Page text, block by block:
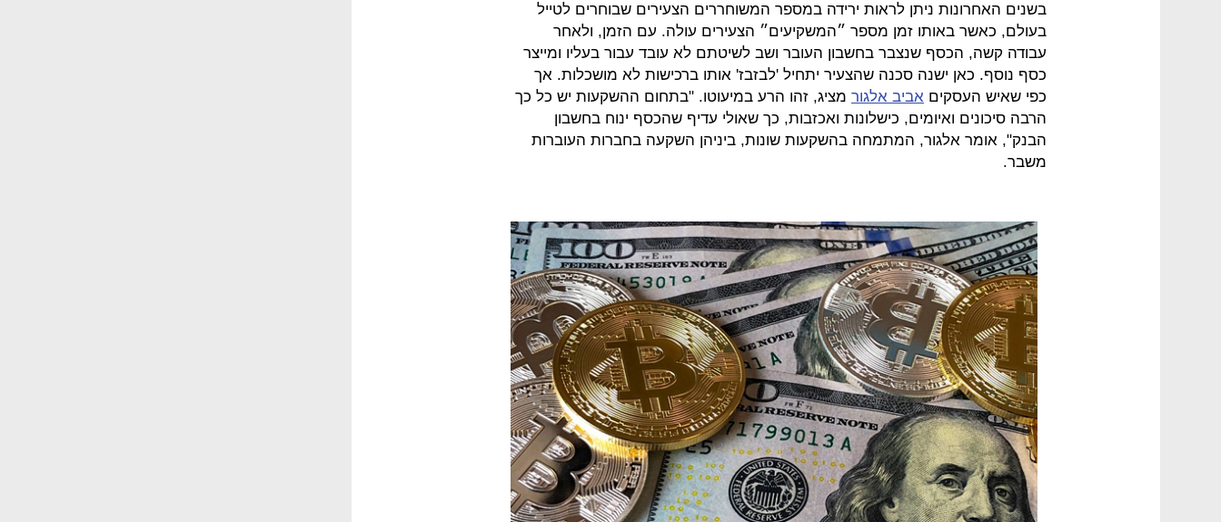
בשנים האחרונות ניתן לראות ירידה במספר המשוחררים הצעירים שבוחרים לטייל
בעולם, כאשר באותו זמן מספר ״המשקיעים״ הצעירים עולה. עם הזמן, ולאחר
עבודה קשה, הכסף שנצבר בחשבון העובר ושב לשיטתם לא עובד עבור בעליו ומייצר
כסף נוסף. כאן ישנה סכנה שהצעיר יתחיל 'לבזבז' אותו ברכישות לא מושכלות. אך
כפי שאיש העסקים אביב אלגור מציג, זהו הרע במיעוטו. "בתחום ההשקעות יש כל כך
הרבה סיכונים ואיומים, כישלונות ואכזבות, כך שאולי עדיף שהכסף ינוח בחשבון
הבנק", אומר אלגור, המתמחה בהשקעות שונות, ביניהן השקעה בחברות העוברות
משבר.